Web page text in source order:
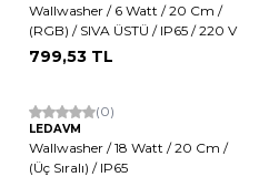
Wallwasher / 6 Watt / 20 Cm /
(RGB) / SIVA ÜSTÜ / IP65 / 220 V
799,53 TL
(0)
LEDAVM
Wallwasher / 18 Watt / 20 Cm /
(Üç Sıralı) / IP65